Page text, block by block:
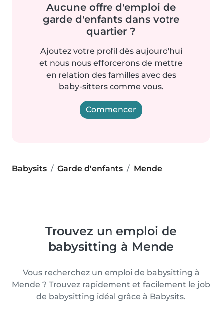
Aucune offre d'emploi de
garde d'enfants dans votre
quartier ?
Ajoutez votre profil dès aujourd'hui
et nous nous efforcerons de mettre
en relation des familles avec des
baby-sitters comme vous.
Commencer
Babysits Garde d'enfants Mende
Trouvez un emploi de
babysitting à Mende
Vous recherchez un emploi de babysitting à
Mende ? Trouvez rapidement et facilement le job
de babysitting idéal grâce à Babysits.